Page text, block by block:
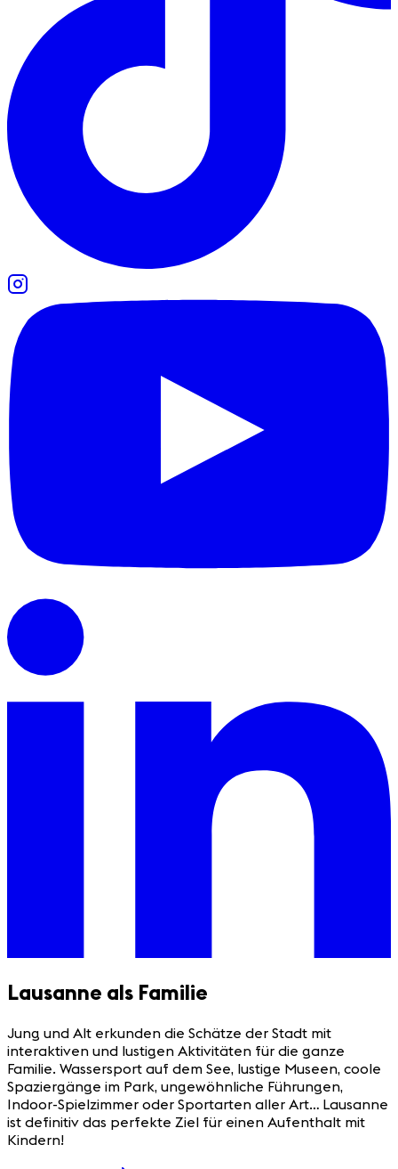
Lausanne als Familie
Jung und Alt erkunden die Schätze der Stadt mit
interaktiven und lustigen Aktivitäten für die ganze
Familie. Wassersport auf dem See, lustige Museen, coole
Spaziergänge im Park, ungewöhnliche Führungen,
Indoor-Spielzimmer oder Sportarten aller Art… Lausanne
ist definitiv das perfekte Ziel für einen Aufenthalt mit
Kindern!